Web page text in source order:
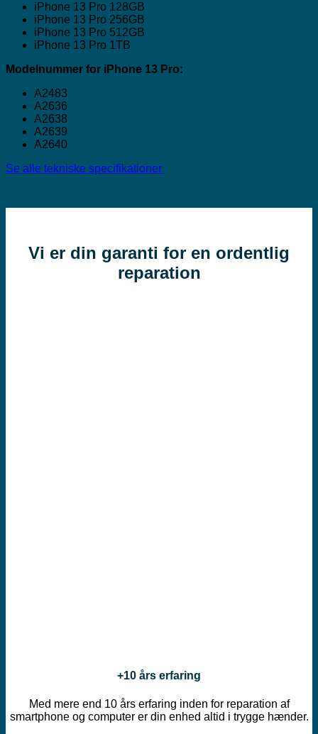
iPhone 13 Pro 128GB
iPhone 13 Pro 256GB
iPhone 13 Pro 512GB
iPhone 13 Pro 1TB
Modelnummer for iPhone 13 Pro:
A2483
A2636
A2638
A2639
A2640
Se alle tekniske specifikationer
Vi er din garanti for en ordentlig
reparation
+10 års erfaring
Med mere end 10 års erfaring inden for reparation af
smartphone og computer er din enhed altid i trygge hænder.